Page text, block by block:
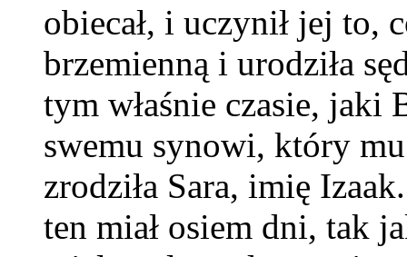
obiecał, i uczynił jej to,
brzemienną i urodziła
tym właśnie czasie, jaki
swemu synowi, który
zrodziła Sara, imię
ten miał osiem dni, tak